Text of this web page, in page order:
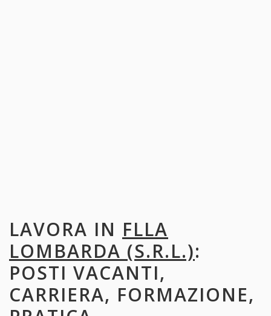
LAVORA IN FLLA
LOMBARDA (S.R.L.):
POSTI VACANTI,
CARRIERA, FORMAZIONE,